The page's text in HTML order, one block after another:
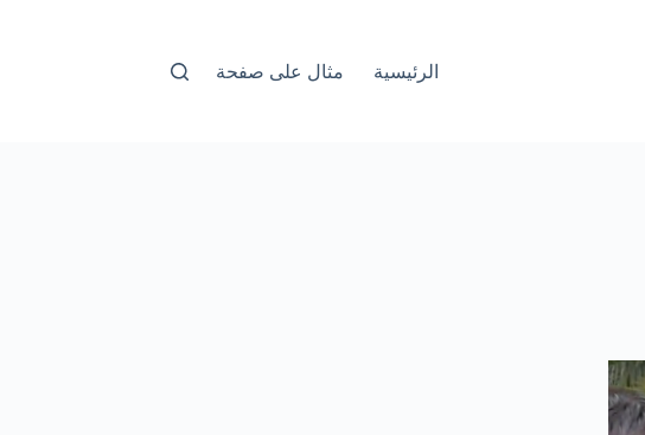
الرئيسية مثال على صفحة